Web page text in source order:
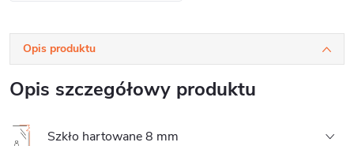
Opis produktu
Opis szczegółowy produktu
Szkło hartowane 8 mm